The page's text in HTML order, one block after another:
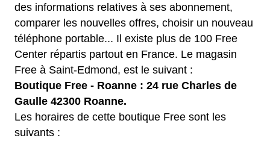
des informations relatives à ses abonnement,
comparer les nouvelles offres, choisir un nouveau
téléphone portable... Il existe plus de 100 Free
Center répartis partout en France. Le magasin
Free à Saint-Edmond, est le suivant :
Boutique Free - Roanne : 24 rue Charles de
Gaulle 42300 Roanne.
Les horaires de cette boutique Free sont les
suivants :